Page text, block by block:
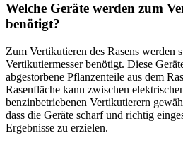
Welche Geräte werden zum
benötigt?
Zum Vertikutieren des Rasens werden
Vertikutiermesser benötigt. Diese
abgestorbene Pflanzenteile aus dem
Rasenfläche kann zwischen
benzinbetriebenen Vertikutierern
dass die Geräte scharf und richtig
Ergebnisse zu erzielen.